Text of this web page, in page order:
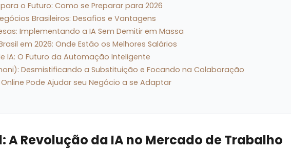
o Futuro: Como se Preparar para 2026
Brasileiros: Desafios e Vantagens
Implementando a IA Sem Demitir em Massa
em 2026: Onde Estão os Melhores Salários
IA: O Futuro da Automação Inteligente
Desmistificando a Substituição e Focando na Colaboração
Pode Ajudar seu Negócio a se Adaptar
A Revolução da IA no Mercado de Trabalho